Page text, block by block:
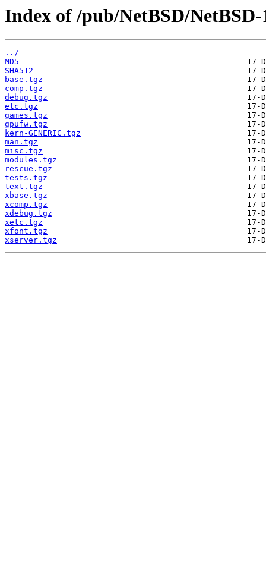
Index of /pub/NetBSD/
../
MD5
SHA512
base.tgz
comp.tgz
debug.tgz
etc.tgz
games.tgz
gpufw.tgz
kern-GENERIC.tgz
man.tgz
misc.tgz
modules.tgz
rescue.tgz
tests.tgz
text.tgz
xbase.tgz
xcomp.tgz
xdebug.tgz
xetc.tgz
xfont.tgz
xserver.tgz